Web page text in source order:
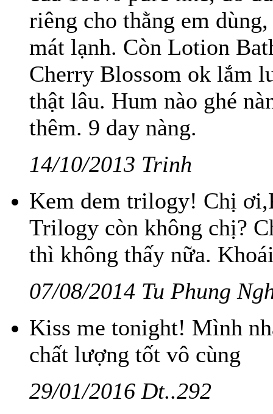
riêng cho thằng em
mát lạnh. Còn Lotion
Cherry Blossom ok lắm
thật lâu. Hum nào ghé
thêm. 9 day nàng.
14/10/2013 Trinh
Kem dem trilogy! Chị
Trilogy còn không chị?
thì không thấy nữa.
07/08/2014 Tu Phung
Kiss me tonight! Mình
chất lượng tốt vô cùng
29/01/2016 Dt..292